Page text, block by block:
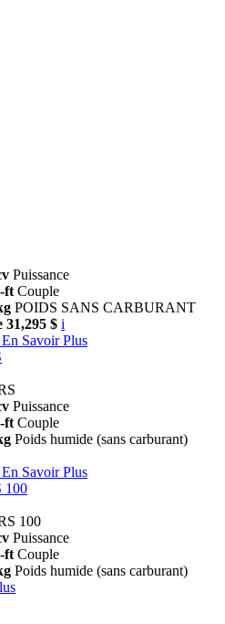
Puissance
ft Couple
POIDS SANS CARBURANT
$ i
En Savoir Plus
Puissance
ft Couple
Poids humide (sans carburant)
En Savoir Plus
100
100
Puissance
ft Couple
Poids humide (sans carburant)